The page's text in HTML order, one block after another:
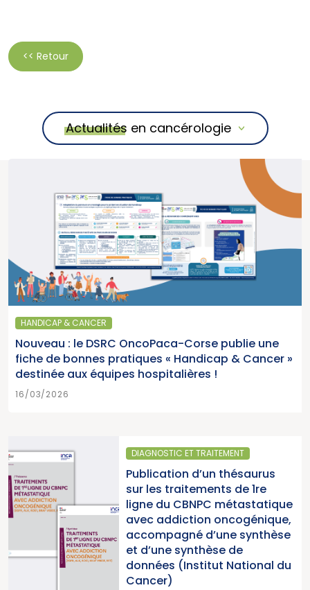
<< Retour
Actualités en cancérologie
HANDICAP & CANCER
Nouveau : le DSRC OncoPaca-Corse publie une
fiche de bonnes pratiques « Handicap & Cancer »
destinée aux équipes hospitalières !
16/03/2026
ET TRAITEMENT
d’un thésaurus
les traitements de 1re
du CBNPC métastatique
addiction oncogénique,
d’une synthèse
synthèse de
(Institut National du
du
15/